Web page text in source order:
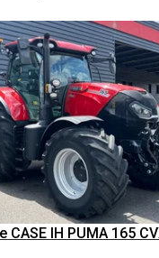
CASE IH PUMA 165